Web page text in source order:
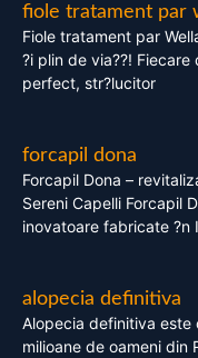
fiole tratament par
Fiole tratament par
?i plin de via??!
perfect, str?lucitor
forcapil dona
Forcapil Dona –
Sereni Capelli Forcapil
inovatoare fabricate ?n
alopecia definitiva
Alopecia definitiva
milioane de oameni din